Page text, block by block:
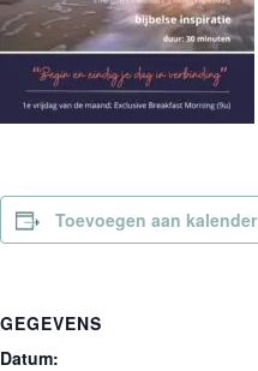
Toevoegen aan kalender
GEGEVENS
Datum: